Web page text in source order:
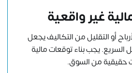
أو التقليل من التكاليف يجعل
يجب بناء توقعات مالية
حقيقية من السوق.